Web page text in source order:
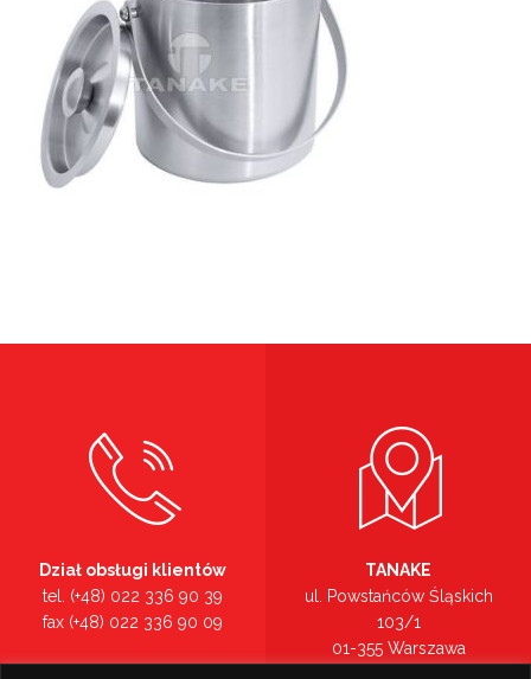
Dział obsługi klientów
tel. (+48) 022 336 90 39
fax (+48) 022 336 90 09
TANAKE
ul. Powstańców Śląskich
103/1
01-355 Warszawa